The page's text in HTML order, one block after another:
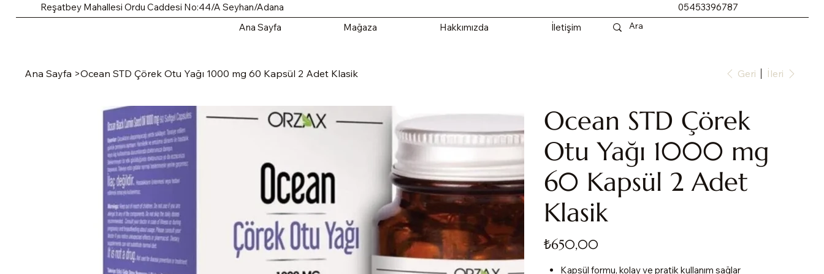
Reşatbey Mahallesi Ordu Caddesi No:44/A Seyhan/Adana
05453396787
Ana Sayfa
Mağaza Hakkımızda İletişim
Ana Sayfa >Ocean STD Çörek Otu Yağı 1000 mg 60 Kapsül 2 Adet Klasik Geri İleri
Ocean STD Çörek
Otu Yağı 1000 mg
60 Kapsül 2 Adet
Klasik
Fiyat
₺650,00
Kapsül formu, kolay ve pratik kullanım sağlar